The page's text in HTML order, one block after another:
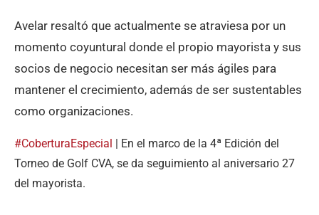
Avelar resaltó que actualmente se atraviesa por un
momento coyuntural donde el propio mayorista y sus
socios de negocio necesitan ser más ágiles para
mantener el crecimiento, además de ser sustentables
como organizaciones.
#CoberturaEspecial | En el marco de la 4ª Edición del
Torneo de Golf CVA, se da seguimiento al aniversario 27
del mayorista.